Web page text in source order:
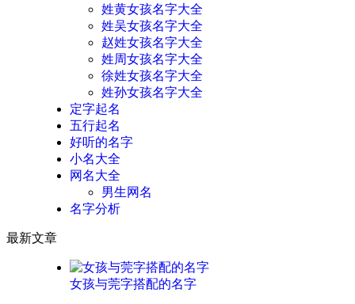
姓黄女孩名字大全
姓吴女孩名字大全
赵姓女孩名字大全
姓周女孩名字大全
徐姓女孩名字大全
姓孙女孩名字大全
定字起名
五行起名
好听的名字
小名大全
网名大全
男生网名
名字分析
最新文章
女孩与莞字搭配的名字